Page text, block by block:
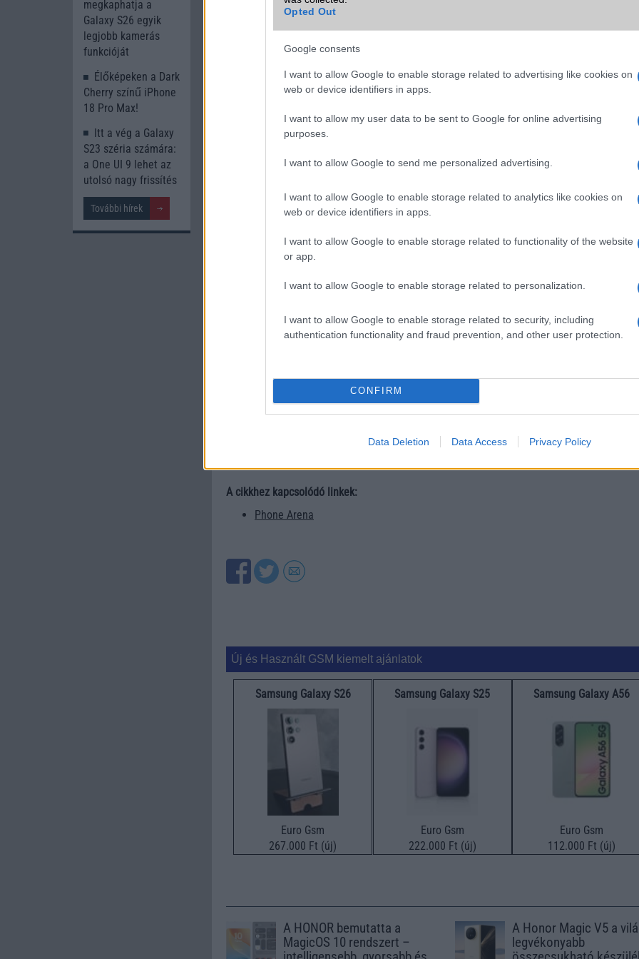
Opted Out
Google consents
I want to allow Google to enable storage related to advertising like cookies on
web or device identifiers in apps.
I want to allow my user data to be sent to Google for online advertising
purposes.
I want to allow Google to send me personalized advertising.
I want to allow Google to enable storage related to analytics like cookies on
web or device identifiers in apps.
I want to allow Google to enable storage related to functionality of the website
or app.
I want to allow Google to enable storage related to personalization.
I want to allow Google to enable storage related to security, including
authentication functionality and fraud prevention, and other user protection.
CONFIRM
Data Deletion Data Access Privacy Policy
Összességében a Magic V5 nemcsak a dizájn és vékonyság terén áll az élvonalban,
technikai specifikációk, energiahatékonyság és intelligens funkciók terén is komoly
Egyetlen fontos részlet: a bemutatott modell egyelőre kizárólag Kínában
nemzetközi változat bemutatására a közeljövőben számíthatunk. Ha pedig a
A cikkhez kapcsolódó linkek:
Phone Arena
Új és Használt GSM kiemelt ajánlatok
Samsung Galaxy S26
Euro Gsm
267.000 Ft (új)
Samsung Galaxy S25
Euro Gsm
222.000 Ft (új)
Samsung Galaxy A56
Euro Gsm
112.000 Ft (új)
A HONOR bemutatta a
MagicOS 10 rendszert –
A Honor Magic V5 a
legvékonyabb
megkaphatja a
Galaxy S26 egyik
legjobb kamerás
funkcióját
Élőképeken a Dark
Cherry színű iPhone
18 Pro Max!
Itt a vég a Galaxy
S23 széria számára:
a One UI 9 lehet az
utolsó nagy frissítés
További hírek